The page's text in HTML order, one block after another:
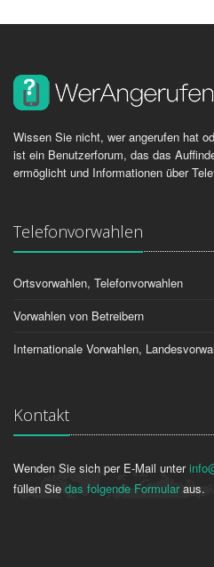
Wissen Sie nicht, wer angerufen hat
ist ein Benutzerforum, das das
ermöglicht und Informationen über
Telefonvorwahlen
Ortsvorwahlen, Telefonvorwahlen
Vorwahlen von Betreibern
Internationale Vorwahlen,
Kontakt
Wenden Sie sich per E-Mail unter
füllen Sie das folgende Formularaus.